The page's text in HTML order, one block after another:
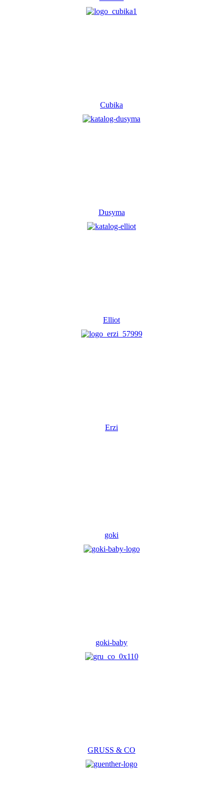
Cubika
Dusyma
Elliot
Erzi
goki
goki-baby
GRUSS & CO